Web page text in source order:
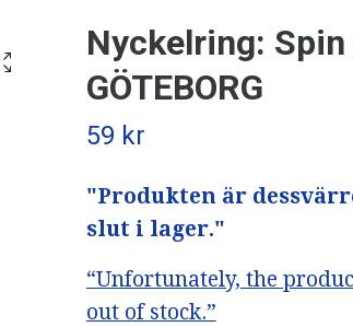
Nyckelring:
GÖTEBORG
59 kr
"Produkten är
slut i lager."
“Unfortunately, the
out of stock.”